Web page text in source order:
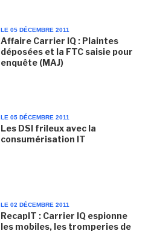
LE 05 DÉCEMBRE 2011
Affaire Carrier IQ : Plaintes
déposées et la FTC saisie pour
enquête (MAJ)
LE 05 DÉCEMBRE 2011
Les DSI frileux avec la
consumérisation IT
LE 02 DÉCEMBRE 2011
RecapIT : Carrier IQ espionne
les mobiles, les tromperies de